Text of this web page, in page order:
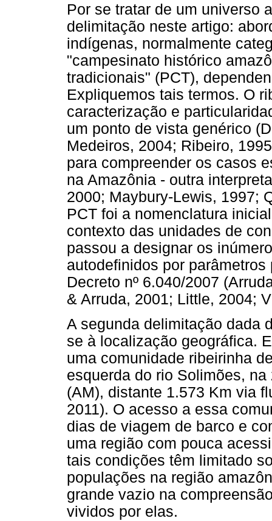
Por se tratar de um universo
delimitação neste artigo:
indígenas, normalmente
"campesinato histórico
tradicionais" (PCT),
Expliquemos tais termos. O
caracterização e
um ponto de vista genérico
Medeiros, 2004; Ribeiro,
para compreender os casos
na Amazônia - outra
2000; Maybury-Lewis, 1997;
PCT foi a nomenclatura
contexto das unidades de
passou a designar os
autodefinidos por
Decreto nº 6.040/2007
& Arruda, 2001; Little, 2004;
A segunda delimitação dada
se à localização geográfica.
uma comunidade ribeirinha
esquerda do rio Solimões,
(AM), distante 1.573 Km via
2011). O acesso a essa
dias de viagem de barco e
uma região com pouca
tais condições têm limitado
populações na região
grande vazio na
vividos por elas.